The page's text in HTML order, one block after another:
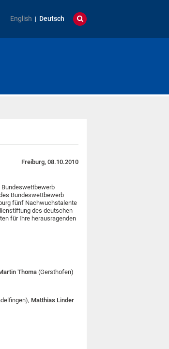
English Deutsch
Freiburg, 08.10.2010
Bundeswettbewerb
Bundeswettbewerb
fünf Nachwuchstalente
des deutschen
für Ihre herausragenden
Thoma(Gersthofen)
Matthias Linder